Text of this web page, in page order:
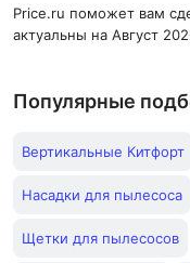
Price.ru поможет вам
актуальны на Август
Популярные
Вертикальные Китфорт
Насадки для пылесоса
Щетки для пылесосов